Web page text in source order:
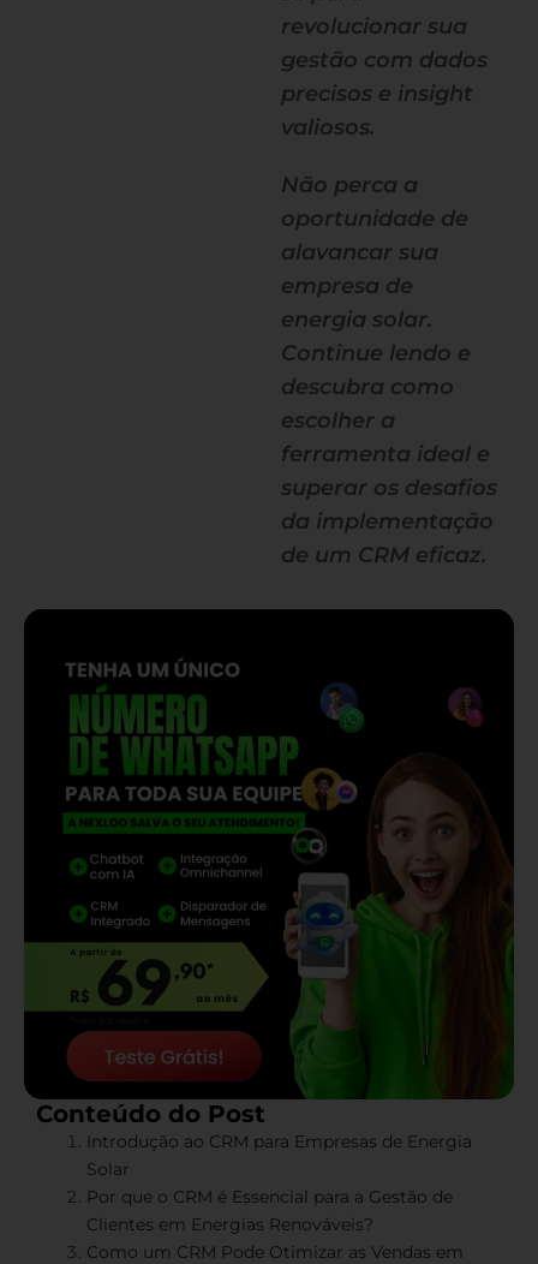
revolucionar sua
gestão com dados
precisos e insight
valiosos.
Não perca a
oportunidade de
alavancar sua
empresa de
energia solar.
Continue lendo e
descubra como
escolher a
ferramenta ideal e
superar os desafios
da implementação
de um CRM eficaz.
Conteúdo do Post
Introdução ao CRM para Empresas de Energia
Solar
Por que o CRM é Essencial para a Gestão de
Clientes em Energias Renováveis?
Como um CRM Pode Otimizar as Vendas em